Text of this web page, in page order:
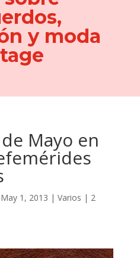
y moda
Mayo en
May 1, 2013 | Varios | 2